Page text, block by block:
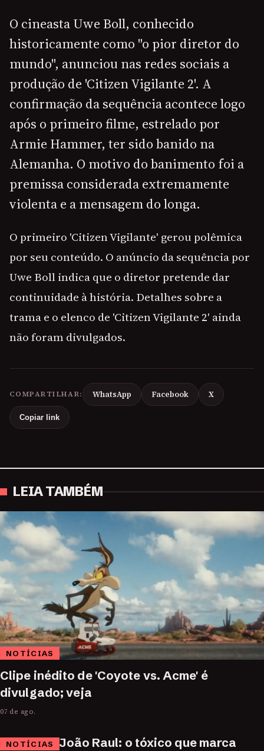
O cineasta Uwe Boll, conhecido
historicamente como "o pior diretor do
mundo", anunciou nas redes sociais a
produção de 'Citizen Vigilante 2'. A
confirmação da sequência acontece logo
após o primeiro filme, estrelado por
Armie Hammer, ter sido banido na
Alemanha. O motivo do banimento foi a
premissa considerada extremamente
violenta e a mensagem do longa.
O primeiro 'Citizen Vigilante' gerou polêmica
por seu conteúdo. O anúncio da sequência por
Uwe Boll indica que o diretor pretende dar
continuidade à história. Detalhes sobre a
trama e o elenco de 'Citizen Vigilante 2' ainda
não foram divulgados.
COMPARTILHAR: WhatsApp Facebook X
Copiar link
LEIA TAMBÉM
NOTÍCIAS
Clipe inédito de 'Coyote vs. Acme' é
divulgado; veja
07 de ago.
NOTÍCIAS
João Raul: o tóxico que marca